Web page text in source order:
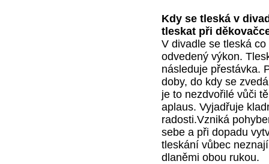
Kdy se tleská v
tleskat při
V divadle se tleská
odvedený výkon.
následuje přestávka.
doby, do kdy se
je to nezdvořilé vůči
aplaus. Vyjadřuje
radosti.Vzniká
sebe a při dopadu
tleskání vůbec
dlaněmi obou rukou.